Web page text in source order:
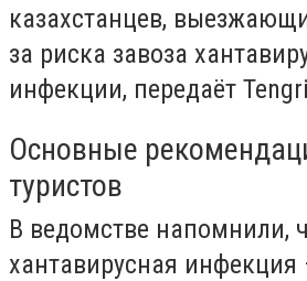
казахстанцев,
за риска завоза
инфекции, передаёт
Основные
туристов
В ведомстве напомнили,
хантавирусная инфекция